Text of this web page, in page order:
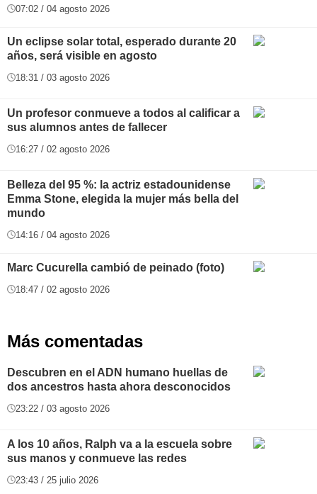
07:02 / 04 agosto 2026
Un eclipse solar total, esperado durante 20
años, será visible en agosto
18:31 / 03 agosto 2026
Un profesor conmueve a todos al calificar a
sus alumnos antes de fallecer
16:27 / 02 agosto 2026
Belleza del 95 %: la actriz estadounidense
Emma Stone, elegida la mujer más bella del
mundo
14:16 / 04 agosto 2026
Marc Cucurella cambió de peinado (foto)
18:47 / 02 agosto 2026
Más comentadas
Descubren en el ADN humano huellas de
dos ancestros hasta ahora desconocidos
23:22 / 03 agosto 2026
A los 10 años, Ralph va a la escuela sobre
sus manos y conmueve las redes
23:43 / 25 julio 2026